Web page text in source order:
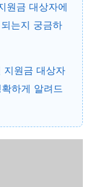
원금 대상자에
는지 궁금하
지원금 대상자
하게 알려드